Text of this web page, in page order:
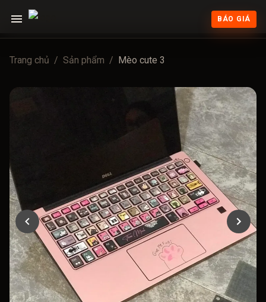
BÁO GIÁ
Trang chủ / Sản phẩm / Mèo cute 3